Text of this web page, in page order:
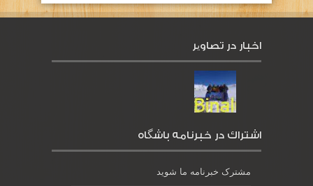
اخبار در تصاویر
اشتراك در خبرنامه باشگاه
مشترک خبرنامه ما شوید